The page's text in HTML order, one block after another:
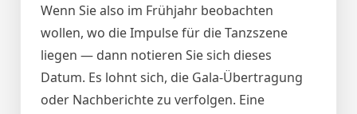
Wenn Sie also im Frühjahr beobachten
wollen, wo die Impulse für die Tanzszene
liegen — dann notieren Sie sich dieses
Datum. Es lohnt sich, die Gala‑Übertragung
oder Nachberichte zu verfolgen. Eine